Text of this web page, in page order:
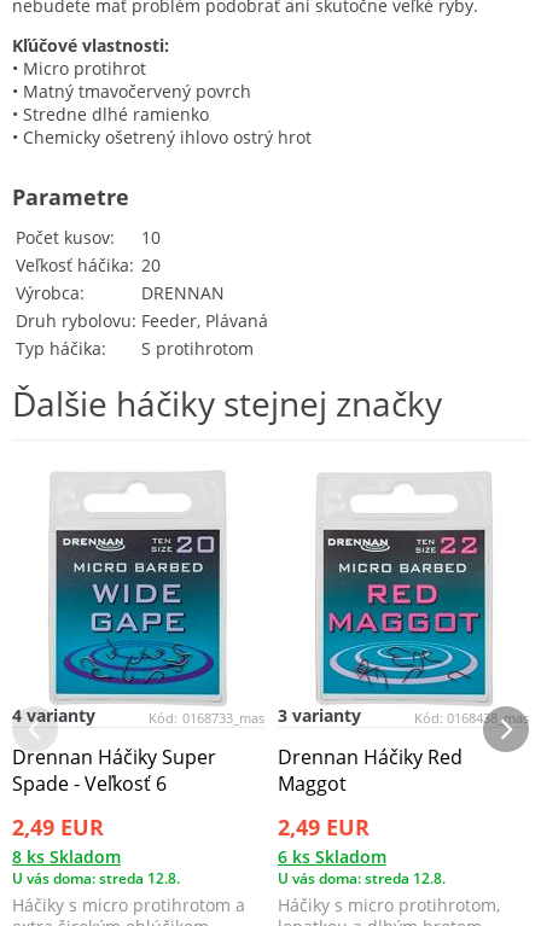
nebudete mať problém podobrať ani skutočne veľké ryby.
Kľúčové vlastnosti:
• Micro protihrot
• Matný tmavočervený povrch
• Stredne dlhé ramienko
• Chemicky ošetrený ihlovo ostrý hrot
Počet kusov
10
Veľkosť háčika 20
Výrobca
DRENNAN
Druh rybolovu Feeder, Plávaná
Typ háčika
S protihrotom
Parametre
Ďalšie háčiky stejnej značky
Kód: 0168733_mas
4 varianty
Drennan Háčiky Super
Spade - Veľkosť 6
2,49 EUR
8 ks Skladom
U vás doma: streda 12.8.
Háčiky s micro protihrotom a
Kód: 0168438_mas
3 varianty
Drennan Háčiky Red
Maggot
2,49 EUR
6 ks Skladom
U vás doma: streda 12.8.
Háčiky s micro protihrotom,